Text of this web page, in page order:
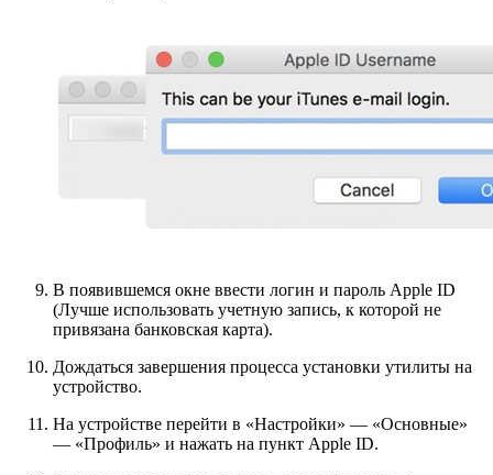
В появившемся окне ввести логин и пароль Apple ID
(Лучше использовать учетную запись, к которой не
привязана банковская карта).
Дождаться завершения процесса установки утилиты на
устройство.
На устройстве перейти в «Настройки» — «Основные»
— «Профиль» и нажать на пункт Apple ID.